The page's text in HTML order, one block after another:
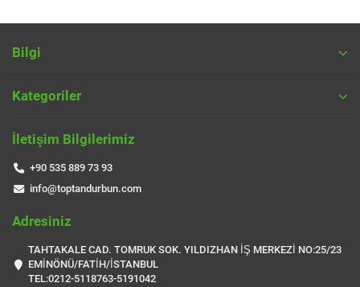
Bilgi
Kategoriler
İletişim Bilgilerimiz
+90 535 889 73 93
info@toptandurbun.com
Adresiniz
TAHTAKALE CAD. TOMRUK SOK. YILDIZHAN İŞ MERKEZİ NO:25/23
EMİNÖNÜ/FATİH/İSTANBUL
TEL:0212-5118763-5191042